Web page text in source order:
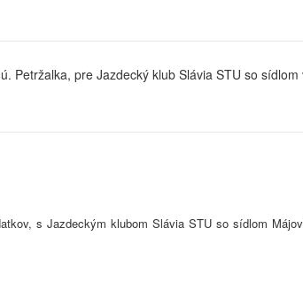
Petržalka, pre Jazdecký klub Slávia STU so sídlom
s Jazdeckým klubom Slávia STU so sídlom